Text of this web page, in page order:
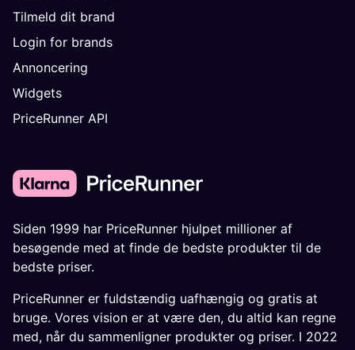
Tilmeld dit brand
Login for brands
Annoncering
Widgets
PriceRunner API
Siden 1999 har PriceRunner hjulpet millioner af
besøgende med at finde de bedste produkter til de
bedste priser.
PriceRunner er fuldstændig uafhængig og gratis at
bruge. Vores vision er at være den, du altid kan regne
med, når du sammenligner produkter og priser. I 2022